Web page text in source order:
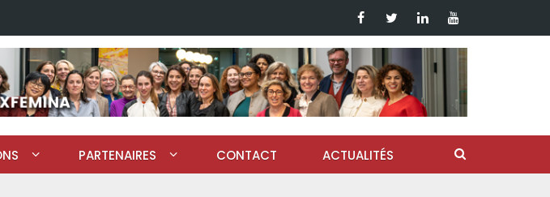
PARTENAIRES CONTACT ACTUALITÉS